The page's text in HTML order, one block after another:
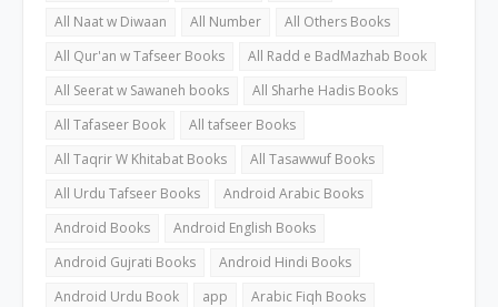
All Naat w Diwaan
All Number
All Others Books
All Qur'an w Tafseer Books
All Radd e BadMazhab Book
All Seerat w Sawaneh books
All Sharhe Hadis Books
All Tafaseer Book
All tafseer Books
All Taqrir W Khitabat Books
All Tasawwuf Books
All Urdu Tafseer Books
Android Arabic Books
Android Books
Android English Books
Android Gujrati Books
Android Hindi Books
Android Urdu Book
app
Arabic Fiqh Books